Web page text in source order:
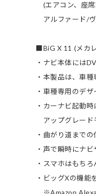
(エアコン、座
アルファード/
■BiG X 11 (メカ
・ナビ本体には
・本製品は、車
・車種専用のデ
・カーナビ起動
アップグレード
・曲がり道まで
・声で瞬時にナ
・スマホはもち
・ビッグXの機能